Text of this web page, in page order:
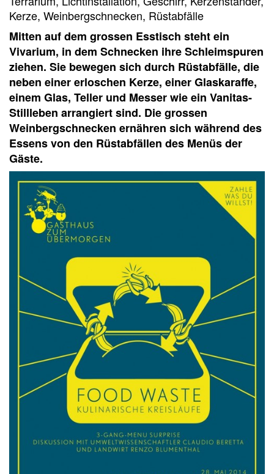
Kerze, Weinbergschnecken, Rüstabfälle
Mitten auf dem grossen Esstisch steht ein
Vivarium, in dem Schnecken ihre Schleimspuren
ziehen. Sie bewegen sich durch Rüstabfälle, die
neben einer erloschen Kerze, einer Glaskaraffe,
einem Glas, Teller und Messer wie ein Vanitas-
Stillleben arrangiert sind. Die grossen
Weinbergschnecken ernähren sich während des
Essens von den Rüstabfällen des Menüs der
Gäste.